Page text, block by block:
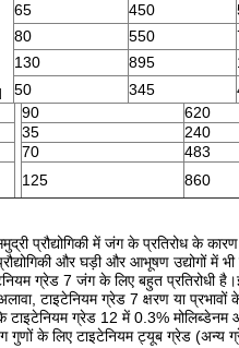
65 450
80 550
130 895
50 345
90 620
35 240
70 483
125 860
प्रौद्योगिकी में जंग के प्रतिरोध के
और घड़ी और आभूषण उद्योगों
ग्रेड 7 जंग के लिए बहुत प्रतिरोधी
टाइटेनियम ग्रेड 7 क्षरण या
टाइटेनियम ग्रेड 12 में 0.3%
गुणों के लिए टाइटेनियम ट्यूब ग्रेड (अन्य